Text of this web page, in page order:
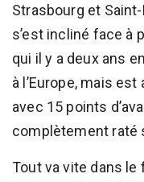
Strasbourg et Saint-
s’est incliné face à
qui il y a deux ans
à l’Europe, mais
avec 15 points
complètement raté
Tout va vite dans le